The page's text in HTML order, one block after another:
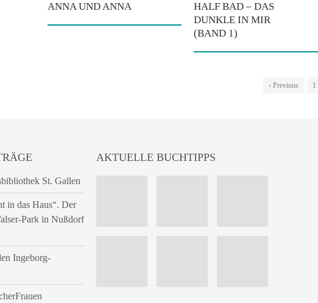
ANNA UND ANNA
HALF BAD – DAS
DUNKLE IN MIR
(BAND 1)
‹ Previous 1
St. Gallen
in das Haus“. Der
Park in Nußdorf
Ingeborg-
AKTUELLE BUCHTIPPS